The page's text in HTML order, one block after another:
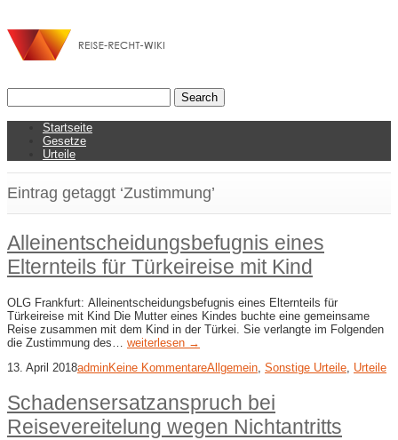
Startseite
Gesetze
Urteile
Eintrag getaggt ‘Zustimmung’
Alleinentscheidungsbefugnis eines
Elternteils für Türkeireise mit Kind
OLG Frankfurt: Alleinentscheidungsbefugnis eines Elternteils für
Türkeireise mit Kind Die Mutter eines Kindes buchte eine gemeinsame
Reise zusammen mit dem Kind in der Türkei. Sie verlangte im Folgenden
die Zustimmung des… weiterlesen →
13. April 2018adminKeine KommentareAllgemein, Sonstige Urteile, Urteile
Schadensersatzanspruch bei
Reisevereitelung wegen Nichtantritts